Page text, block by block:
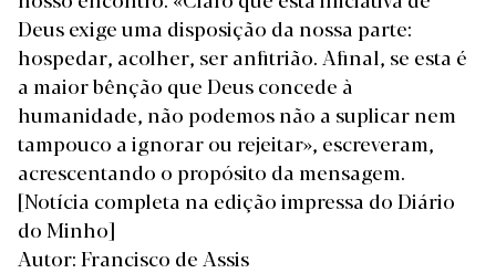
Deus exige uma disposição da nossa parte:
hospedar, acolher, ser anfitrião. Afinal, se esta é
a maior bênção que Deus concede à
humanidade, não podemos não a suplicar nem
tampouco a ignorar ou rejeitar», escreveram,
acrescentando o propósito da mensagem.
[Notícia completa na edição impressa do Diário
do Minho]
Autor: Francisco de Assis